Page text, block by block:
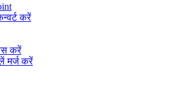
करें
करें
मर्ज करें